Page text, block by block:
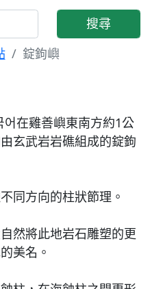
搜尋
錠鉤嶼
在雞善嶼東南方約1公
玄武岩岩礁組成的錠鉤
同方向的柱狀節理。
然將此地岩石雕塑的更
美名。